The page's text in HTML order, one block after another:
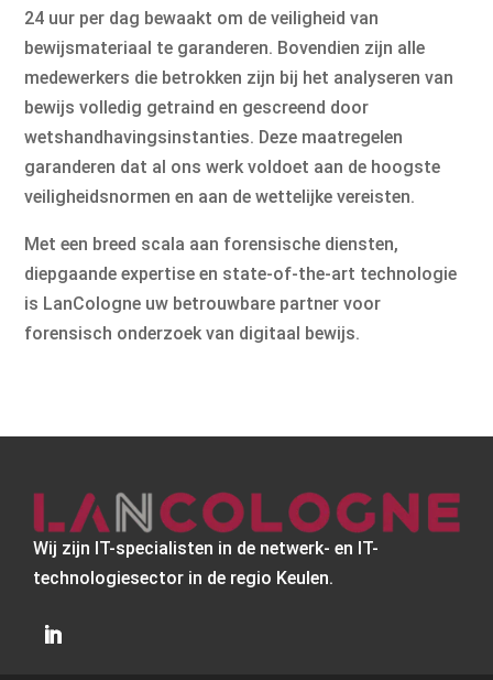
24 uur per dag bewaakt om de veiligheid van
bewijsmateriaal te garanderen. Bovendien zijn alle
medewerkers die betrokken zijn bij het analyseren van
bewijs volledig getraind en gescreend door
wetshandhavingsinstanties. Deze maatregelen
garanderen dat al ons werk voldoet aan de hoogste
veiligheidsnormen en aan de wettelijke vereisten.
Met een breed scala aan forensische diensten,
diepgaande expertise en state-of-the-art technologie
is LanCologne uw betrouwbare partner voor
forensisch onderzoek van digitaal bewijs.
Wij zijn IT-specialisten in de netwerk- en IT-
technologiesector in de regio Keulen.